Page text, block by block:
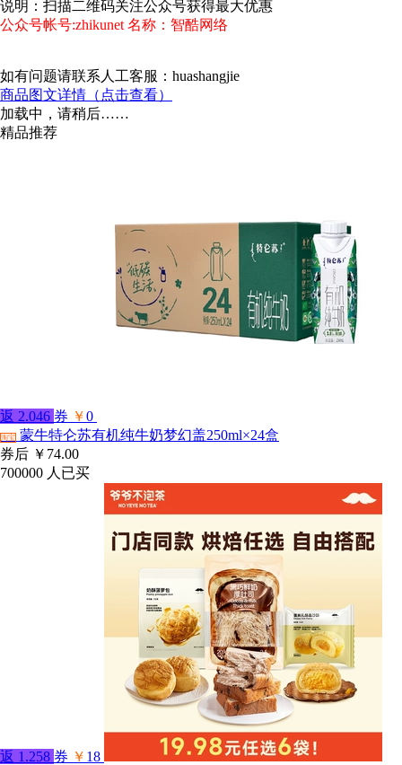
说明：扫描二维码关注公众号获得最大优惠
公众号帐号:zhikunet 名称：智酷网络
如有问题请联系人工客服：huashangjie
商品图文详情（点击查看）
加载中，请稍后……
精品推荐
返 2.046 券 ￥0
淘宝 蒙牛特仑苏有机纯牛奶梦幻盖250ml×24盒
券后 ￥74.00
700000 人已买
返 1.258 券 ￥ 18